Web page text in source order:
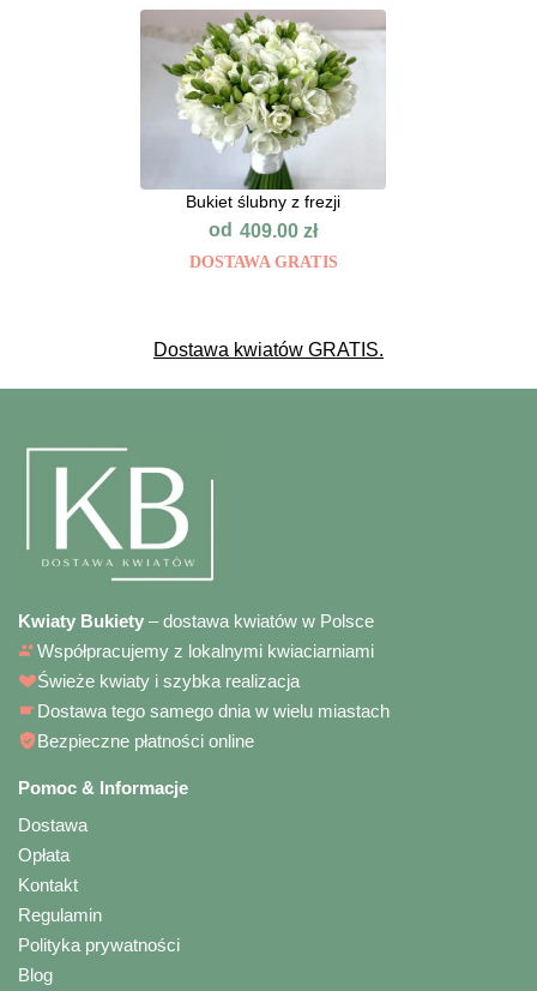
Bukiet ślubny z frezji
od 409.00zł
DOSTAWA GRATIS
Dostawa kwiatów GRATIS.
Kwiaty Bukiety – dostawa kwiatów w Polsce
Współpracujemy z lokalnymi kwiaciarniami
Świeże kwiaty i szybka realizacja
Dostawa tego samego dnia w wielu miastach
Bezpieczne płatności online
Pomoc & Informacje
Dostawa
Opłata
Kontakt
Regulamin
Polityka prywatności
Blog